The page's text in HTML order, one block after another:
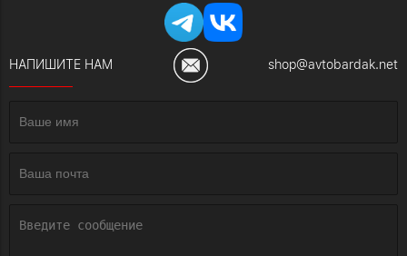
НАПИШИТЕ НАМ shop@avtobardak.net